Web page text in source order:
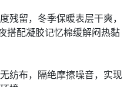
残留，冬季保暖表层干爽，
搭配凝胶记忆棉缓解闷热黏
纺布，隔绝摩擦噪音，实现